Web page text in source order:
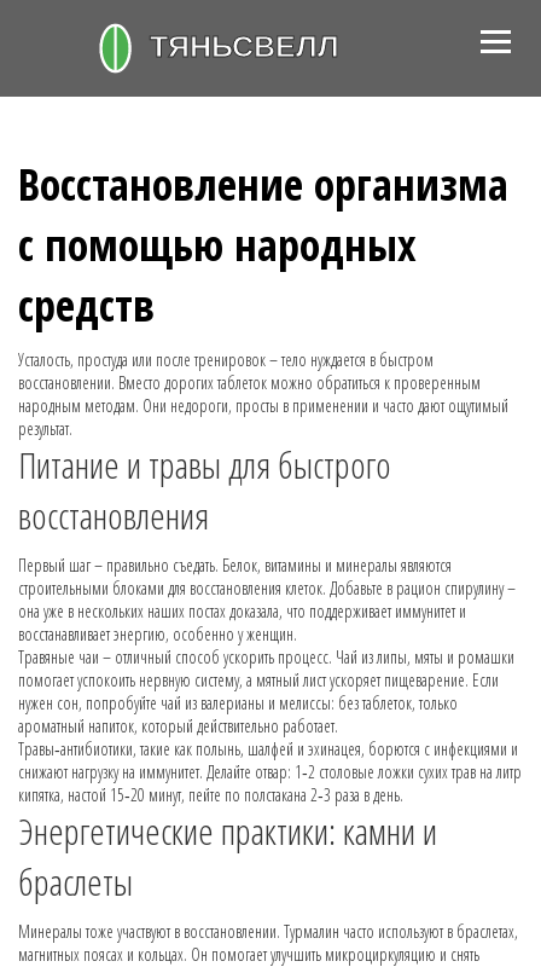
Восстановление организма
с помощью народных
средств
Усталость, простуда или после тренировок – тело нуждается в быстром
восстановлении. Вместо дорогих таблеток можно обратиться к проверенным
народным методам. Они недороги, просты в применении и часто дают ощутимый
результат.
Питание и травы для быстрого
восстановления
Первый шаг – правильно съедать. Белок, витамины и минералы являются
строительными блоками для восстановления клеток. Добавьте в рацион спирулину –
она уже в нескольких наших постах доказала, что поддерживает иммунитет и
восстанавливает энергию, особенно у женщин.
Травяные чаи – отличный способ ускорить процесс. Чай из липы, мяты и ромашки
помогает успокоить нервную систему, а мятный лист ускоряет пищеварение. Если
нужен сон, попробуйте чай из валерианы и мелиссы: без таблеток, только
ароматный напиток, который действительно работает.
Травы‑антибиотики, такие как полынь, шалфей и эхинацея, борются с инфекциями и
снижают нагрузку на иммунитет. Делайте отвар: 1‑2 столовые ложки сухих трав на литр
кипятка, настой 15‑20 минут, пейте по полстакана 2‑3 раза в день.
Энергетические практики: камни и
браслеты
Минералы тоже участвуют в восстановлении. Турмалин часто используют в браслетах,
магнитных поясах и кольцах. Он помогает улучшить микроциркуляцию и снять